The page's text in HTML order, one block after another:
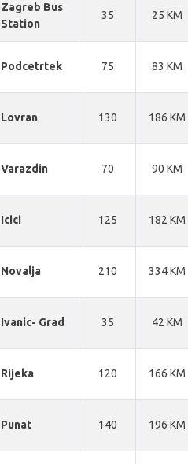
Zagreb Bus
Station
35 25 KM
Podcetrtek 75 83 KM
Lovran 130 186 KM
Varazdin 70 90 KM
Icici 125 182 KM
Novalja 210 334 KM
Ivanic- Grad 35 42 KM
Rijeka 120 166 KM
Punat 140 196 KM